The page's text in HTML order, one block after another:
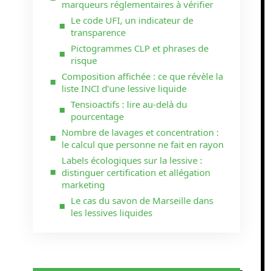
marqueurs réglementaires à vérifier
Le code UFI, un indicateur de
transparence
Pictogrammes CLP et phrases de
risque
Composition affichée : ce que révèle la
liste INCI d’une lessive liquide
Tensioactifs : lire au-delà du
pourcentage
Nombre de lavages et concentration :
le calcul que personne ne fait en rayon
Labels écologiques sur la lessive :
distinguer certification et allégation
marketing
Le cas du savon de Marseille dans
les lessives liquides